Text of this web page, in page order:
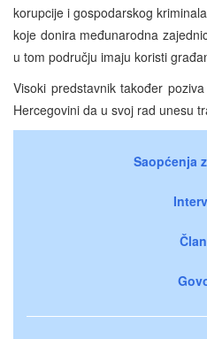
korupcije i gospodarskog
koje donira međunarodna
u tom području imaju koristi
Visoki predstavnik također
Hercegovini da u svoj rad unesu
Saopćenja